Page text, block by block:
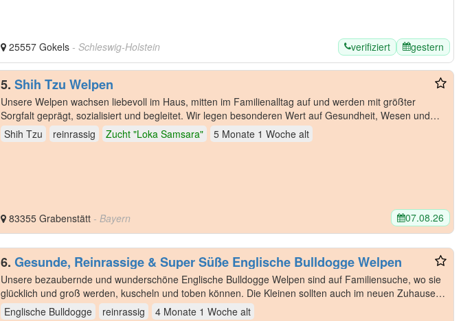
25557 Gokels - Schleswig-Holstein verifiziert gestern
5. Shih Tzu Welpen
Unsere Welpen wachsen liebevoll im Haus, mitten im Familienalltag auf und werden mit größter
Sorgfalt geprägt, sozialisiert und begleitet. Wir legen besonderen Wert auf Gesundheit, Wesen und
eine…
Shih Tzu reinrassig Zucht "Loka Samsara" 5 Monate 1 Woche alt
83355 Grabenstätt - Bayern 07.08.26
6. Gesunde, Reinrassige & Super Süße Englische Bulldogge Welpen
Unsere bezaubernde und wunderschöne Englische Bulldogge Welpen sind auf Familiensuche, wo sie
glücklich und groß werden, kuscheln und toben können. Die Kleinen sollten auch im neuen Zuhause
ein…
Englische Bulldogge reinrassig 4 Monate 1 Woche alt